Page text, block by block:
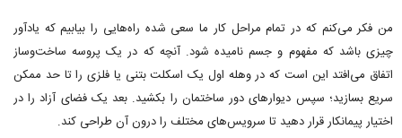
من فکر می‌کنم که در تمام مراحل کار ما سعی شده راه‌هایی را بیابیم که یادآور
چیزی باشد که مفهوم و جسم نامیده شود. آنچه که در یک پروسه ساخت‌وساز
اتفاق می‌افتد این است که در وهله اول یک اسکلت بتنی یا فلزی را تا حد ممکن
سریع بسازید؛ سپس دیوارهای دور ساختمان را بکشید. بعد یک فضای آزاد را در
اختیار پیمانکار قرار دهید تا سرویس‌های مختلف را درون آن طراحی کند.